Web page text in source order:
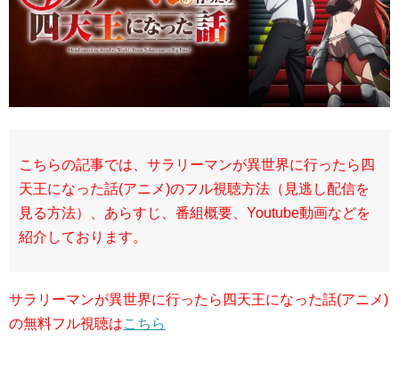
こちらの記事では、サラリーマンが異世界に行ったら四
天王になった話(アニメ)のフル視聴方法（見逃し配信を
見る方法）、あらすじ、番組概要、Youtube動画などを
紹介しております。
サラリーマンが異世界に行ったら四天王になった話(アニメ)
の無料フル視聴はこちら